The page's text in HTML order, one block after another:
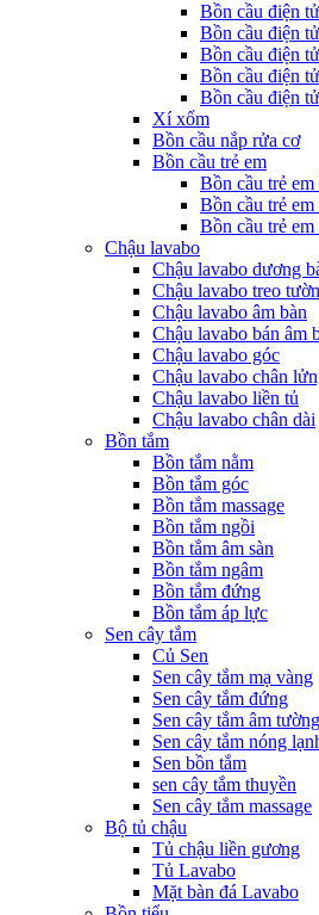
Bồn cầu điện
Bồn cầu điện
Bồn cầu điện
Bồn cầu điện
Bồn cầu điện
Xí xổm
Bồn cầu nắp rửa cơ
Bồn cầu trẻ em
Bồn cầu trẻ
Bồn cầu trẻ
Bồn cầu trẻ em
Chậu lavabo
Chậu lavabo dương
Chậu lavabo treo
Chậu lavabo âm bàn
Chậu lavabo bán âm
Chậu lavabo góc
Chậu lavabo chân
Chậu lavabo liền tủ
Chậu lavabo chân dài
Bồn tắm
Bồn tắm nằm
Bồn tắm góc
Bồn tắm massage
Bồn tắm ngồi
Bồn tắm âm sàn
Bồn tắm ngâm
Bồn tắm đứng
Bồn tắm áp lực
Sen cây tắm
Củ Sen
Sen cây tắm mạ vàng
Sen cây tắm đứng
Sen cây tắm âm tường
Sen cây tắm nóng
Sen bồn tắm
sen cây tắm thuyền
Sen cây tắm massage
Bộ tủ chậu
Tủ chậu liền gương
Tủ Lavabo
Mặt bàn đá Lavabo